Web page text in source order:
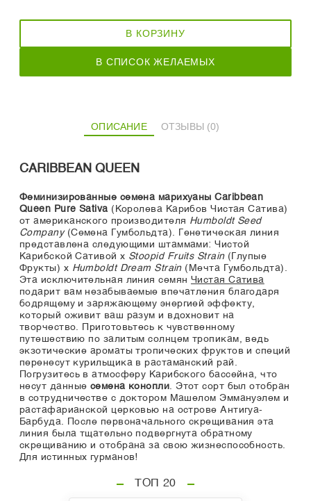
В КОРЗИНУ
В СПИСОК ЖЕЛАЕМЫХ
ОПИСАНИЕ ОТЗЫВЫ (0)
CARIBBEAN QUEEN
Феминизированные семена марихуаны Caribbean
Queen Pure Sativa (Королева Карибов Чистая Сатива)
от американского производителя Humboldt Seed
Company(Семена Гумбольдта). Генетическая линия
представлена следующими штаммами: Чистой
Карибской Сативой х Stoopid Fruits Strain(Глупые
Фрукты) x Humboldt Dream Strain(Мечта Гумбольдта).
Эта исключительная линия семян Чистая Сатива
подарит вам незабываемые впечатления благодаря
бодрящему и заряжающему энергией эффекту,
который оживит ваш разум и вдохновит на
творчество. Приготовьтесь к чувственному
путешествию по залитым солнцем тропикам, ведь
экзотические ароматы тропических фруктов и специй
перенесут курильщика в растаманский рай.
Погрузитесь в атмосферу Карибского бассейна, что
несут данные семена конопли. Этот сорт был отобран
в сотрудничестве с доктором Машелом Эммануэлем и
растафарианской церковью на острове Антигуа-
Барбуда. После первоначального скрещивания эта
линия была тщательно подвергнута обратному
скрещиванию и отобрана за свою жизнеспособность.
Для истинных гурманов!
ТОП 20